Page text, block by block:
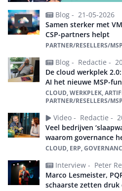
Blog - 21-05-2026
Samen sterker met
CSP-partners helpt
PARTNER/RESELLERS/
Blog - Redactie -
De cloud werkplek
AI het nieuwe MSP-
CLOUD, WERKPLEK,
PARTNER/RESELLERS/
Video - Redactie -
Veel bedrijven
waarom governance
CLOUD, ERP,
Interview - Peter
Marco Lesmeister,
schaarste zetten